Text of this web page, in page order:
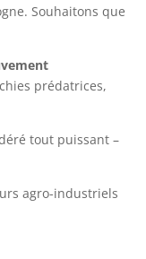
Souhaitons que
prédatrices,
tout puissant –
agro-industriels